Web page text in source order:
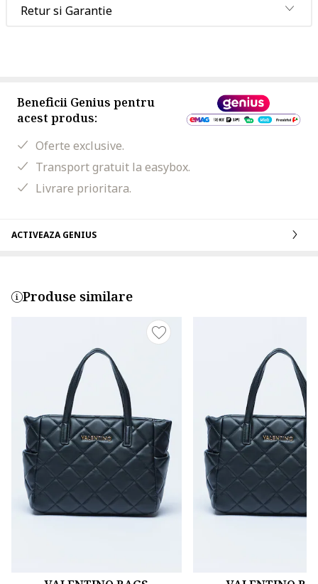
Retur si Garantie
Beneficii Genius pentru
acest produs:
Oferte exclusive.
Transport gratuit la easybox.
Livrare prioritara.
ACTIVEAZA GENIUS
Produse similare